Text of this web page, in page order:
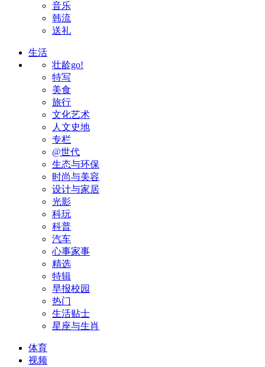
音乐
韩流
送礼
生活
壮龄go!
特写
美食
旅行
文化艺术
人文史地
专栏
@世代
生态与环保
时尚与美容
设计与家居
光影
科玩
科普
汽车
心事家事
精选
特辑
早报校园
热门
生活贴士
星座与生肖
体育
视频